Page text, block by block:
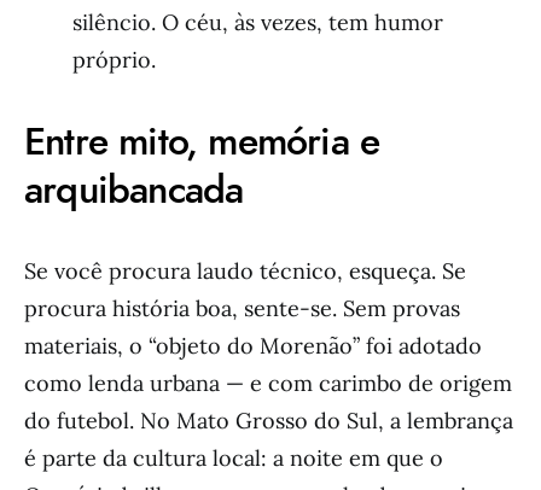
silêncio. O céu, às vezes, tem humor
próprio.
Entre mito, memória e
arquibancada
Se você procura laudo técnico, esqueça. Se
procura história boa, sente-se. Sem provas
materiais, o “objeto do Morenão” foi adotado
como lenda urbana — e com carimbo de origem
do futebol. No Mato Grosso do Sul, a lembrança
é parte da cultura local: a noite em que o